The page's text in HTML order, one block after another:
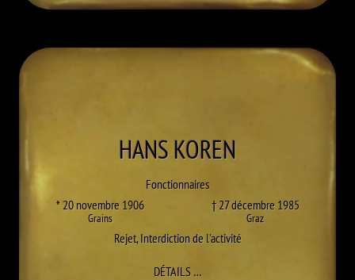
HANSKOREN
Fonctionnaires
* 20 novembre 1906
Grains
† 27 décembre 1985
Graz
Rejet,Interdiction de l'activité
DÉTAILS…À HANS KOREN